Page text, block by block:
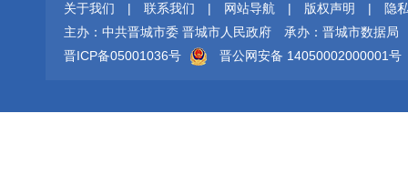
关于我们 | 联系我们 | 网站导航 | 版权声明 |
隐
主办：中共晋城市委 晋城市人民政府
承办：晋城市数据局
晋ICP备05001036号
晋公网安备 14050002000001号